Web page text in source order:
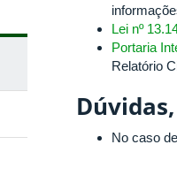
Lei nº
Portaria
Relatório
No caso